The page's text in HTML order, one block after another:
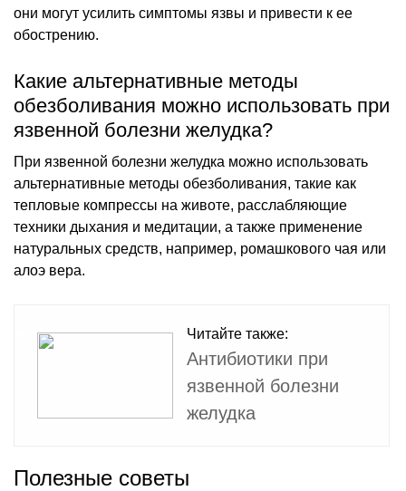
они могут усилить симптомы язвы и привести к ее
обострению.
Какие альтернативные методы
обезболивания можно использовать при
язвенной болезни желудка?
При язвенной болезни желудка можно использовать
альтернативные методы обезболивания, такие как
тепловые компрессы на животе, расслабляющие
техники дыхания и медитации, а также применение
натуральных средств, например, ромашкового чая или
алоэ вера.
Читайте также:
Антибиотики при
язвенной болезни
желудка
Полезные советы